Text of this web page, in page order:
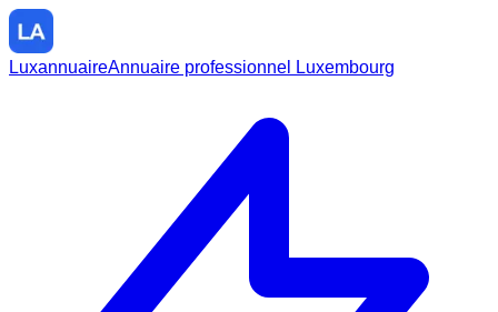
LuxannuaireAnnuaire professionnel Luxembourg